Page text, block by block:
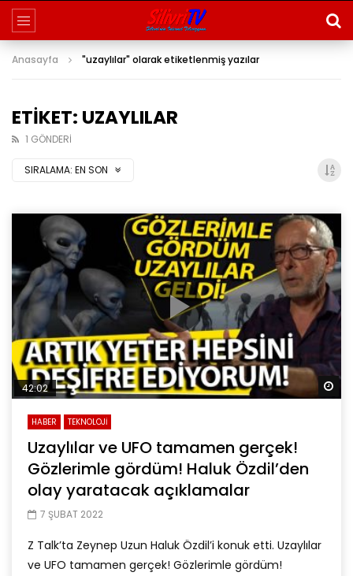
Anasayfa "uzaylılar" olarak etiketlenmiş yazılar
ETIKET: UZAYLILAR
1 GÖNDERI
SIRALAMA: EN SON
42:02
HABER TEKNOLOJİ
Uzaylılar ve UFO tamamen gerçek!
Gözlerimle gördüm! Haluk Özdil’den
olay yaratacak açıklamalar
7 ŞUBAT 2022
Z Talk’ta Zeynep Uzun Haluk Özdil’i konuk etti. Uzaylılar
ve UFO tamamen gerçek! Gözlerimle gördüm!